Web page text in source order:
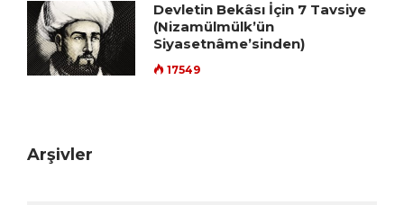
Devletin Bekâsı İçin 7 Tavsiye
(Nizamülmülk’ün
Siyasetnâme’sinden)
17549
Arşivler